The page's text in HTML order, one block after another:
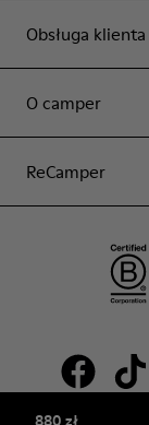
880 zł
Obsługa klienta
O camper
ReCamper